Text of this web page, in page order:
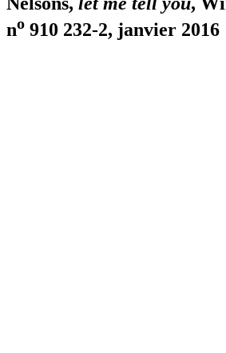
no 910 232-2, janvier 2016